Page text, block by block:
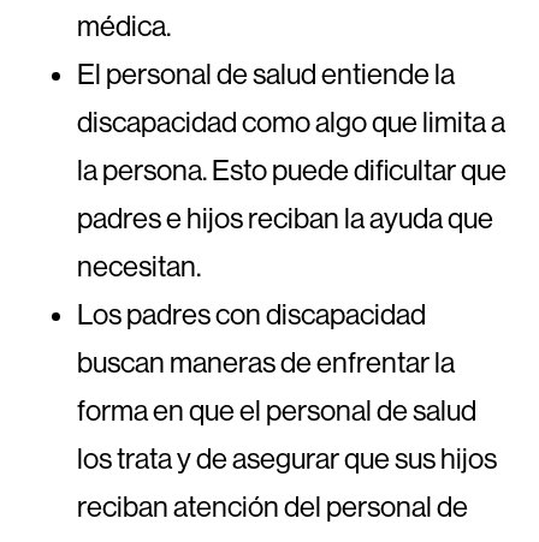
médica.
El personal de salud entiende la
discapacidad como algo que limita a
la persona. Esto puede dificultar que
padres e hijos reciban la ayuda que
necesitan.
Los padres con discapacidad
buscan maneras de enfrentar la
forma en que el personal de salud
los trata y de asegurar que sus hijos
reciban atención del personal de